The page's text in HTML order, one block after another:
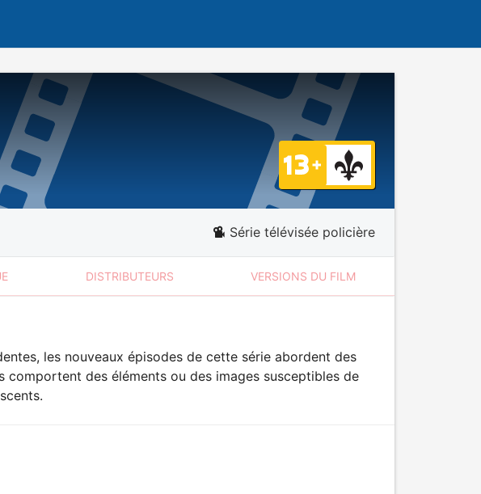
Série télévisée policière
DISTRIBUTEURS VERSIONS DU FILM
les nouveaux épisodes de cette série abordent des
comportent des éléments ou des images susceptibles de